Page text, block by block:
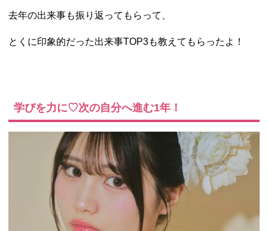
去年の出来事も振り返ってもらって、
とくに印象的だった出来事TOP3も教えてもらったよ！
学びを力に♡次の自分へ進む1年！